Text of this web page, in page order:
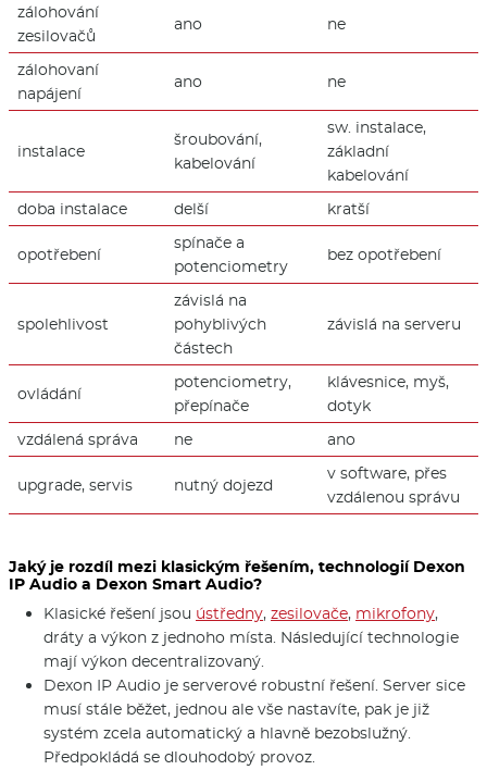
zálohování
zesilovačů
ano ne
zálohovaní
napájení
ano ne
instalace
šroubování,
kabelování
sw. instalace,
základní
kabelování
doba instalace
delší kratší
opotřebení
spínače a
potenciometry
bez opotřebení
spolehlivost
závislá na
pohyblivých
částech
závislá na serveru
ovládání
potenciometry,
přepínače
klávesnice, myš,
dotyk
vzdálená správa
ne ano
upgrade, servis nutný dojezd
v software, přes
vzdálenou správu
Jaký je rozdíl mezi klasickým řešením, technologií Dexon
IP Audio a Dexon Smart Audio?
Klasické řešení jsou ústředny, zesilovače, mikrofony,
dráty a výkon z jednoho místa. Následující technologie
mají výkon decentralizovaný.
Dexon IP Audio je serverové robustní řešení. Server sice
musí stále běžet, jednou ale vše nastavíte, pak je již
systém zcela automatický a hlavně bezobslužný.
Předpokládá se dlouhodobý provoz.